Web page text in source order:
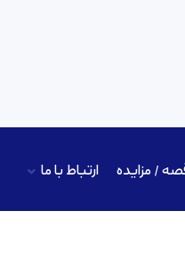
/ مزایده ارتباط با ما